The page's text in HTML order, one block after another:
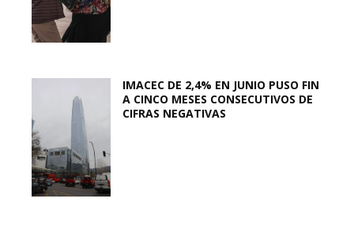
IMACEC DE 2,4% EN JUNIO PUSO FIN
A CINCO MESES CONSECUTIVOS DE
CIFRAS NEGATIVAS